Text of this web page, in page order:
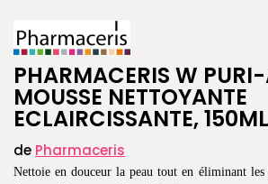
PHARMACERIS W
MOUSSE NETTOYANTE
ECLAIRCISSANTE, 150ML
de Pharmaceris
Nettoie en douceur la peau tout en éliminant les